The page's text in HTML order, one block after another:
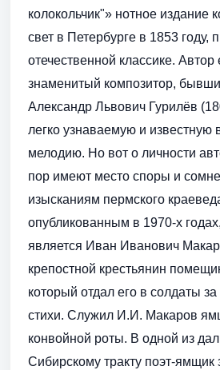
колокольчик"» нотное издание
свет в Петербурге в 1853 году,
отечественной классике. Автор
знаменитый композитор,
Александр Львович Гурилёв
легко узнаваемую и из­вестную
мелодию. Но вот о личности
пор имеют место споры и
изысканиям пермского
опубликованным в 1970-х
является Иван Иванович
крепостной крестьянин
который отдал его в солдаты за
стихи. Служил И.И. Макаров
конвойной роты. В одной из
Сибирскому тракту поэт-ямщик